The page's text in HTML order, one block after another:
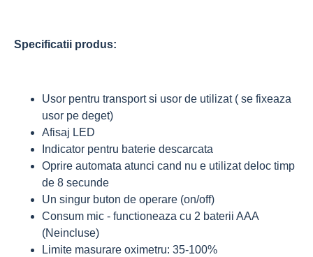
Specificatii produs:
Usor pentru transport si usor de utilizat ( se fixeaza
usor pe deget)
Afisaj LED
Indicator pentru baterie descarcata
Oprire automata atunci cand nu e utilizat deloc timp
de 8 secunde
Un singur buton de operare (on/off)
Consum mic - functioneaza cu 2 baterii AAA
(Neincluse)
Limite masurare oximetru: 35-100%